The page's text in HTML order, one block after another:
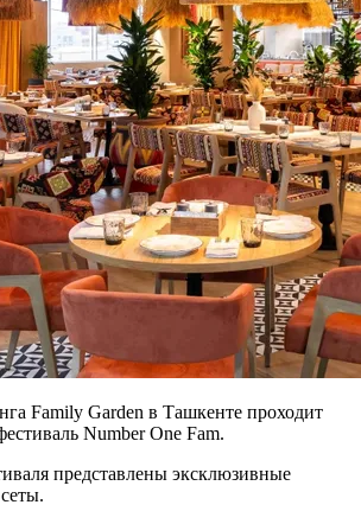
Family Garden в Ташкенте проходит
Number One Fam.
представлены эксклюзивные